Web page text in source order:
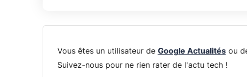
Vous êtes un utilisateur de Google Actualitésou
Suivez-nous pour ne rien rater de l'actu tech !